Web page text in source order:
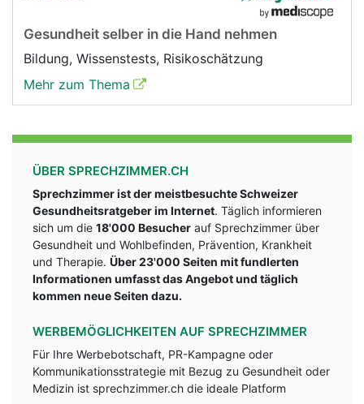
Gesundheit selber in die Hand nehmen
Bildung, Wissenstests, Risikoschätzung
Mehr zum Thema
ÜBER SPRECHZIMMER.CH
Sprechzimmer ist der meistbesuchte Schweizer
Gesundheitsratgeber im Internet. Täglich informieren
sich um die 18'000 Besucher auf Sprechzimmer über
Gesundheit und Wohlbefinden, Prävention, Krankheit
und Therapie. Über 23'000 Seiten mit fundlerten
Informationen umfasst das Angebot und täglich
kommen neue Seiten dazu.
WERBEMÖGLICHKEITEN AUF SPRECHZIMMER
Für Ihre Werbebotschaft, PR-Kampagne oder
Kommunikationsstrategie mit Bezug zu Gesundheit oder
Medizin ist sprechzimmer.ch die ideale Platform